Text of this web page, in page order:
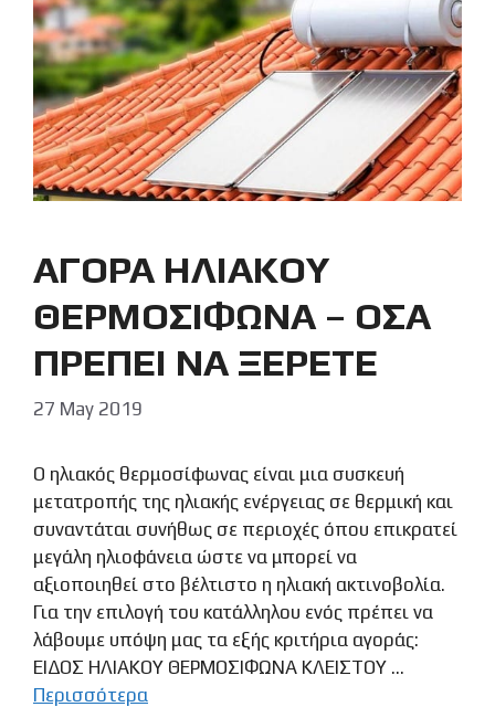
ΑΓΟΡΑ ΗΛΙΑΚΟΥ
ΘΕΡΜΟΣΙΦΩΝΑ – ΟΣΑ
ΠΡΕΠΕΙ ΝΑ ΞΕΡΕΤΕ
27 May 2019
Ο ηλιακός θερμοσίφωνας είναι μια συσκευή
μετατροπής της ηλιακής ενέργειας σε θερμική και
συναντάται συνήθως σε περιοχές όπου επικρατεί
μεγάλη ηλιοφάνεια ώστε να μπορεί να
αξιοποιηθεί στο βέλτιστο η ηλιακή ακτινοβολία.
Για την επιλογή του κατάλληλου ενός πρέπει να
λάβουμε υπόψη μας τα εξής κριτήρια αγοράς:
ΕΙΔΟΣ ΗΛΙΑΚΟΥ ΘΕΡΜΟΣΙΦΩΝΑ ΚΛΕΙΣΤΟΥ …
Περισσότερα